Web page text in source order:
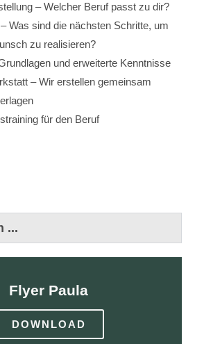
– Welcher Beruf passt zu dir?
Was sind die nächsten Schritte, um
zu realisieren?
und erweiterte Kenntnisse
– Wir erstellen gemeinsam
für den Beruf
...
Flyer Paula
DOWNLOAD